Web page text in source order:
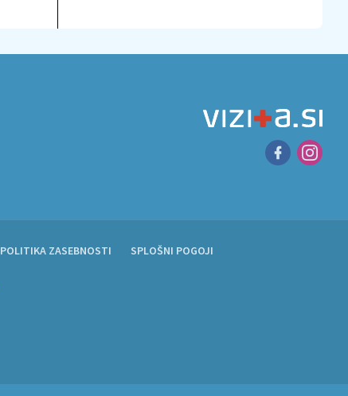
POLITIKA ZASEBNOSTI SPLOŠNI POGOJI